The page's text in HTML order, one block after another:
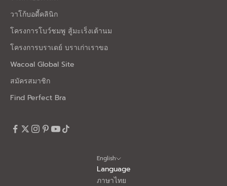
วาโก้บอดี้คลินิก
โครงการโบว์ชมพู สู้มะเร็งเต้านม
โครงการบราเดย์ บราเก่าเราขอ
Wacoal Global Site
สมัครสมาชิก
Find Perfect Bra
English
Language
ภาษาไทย